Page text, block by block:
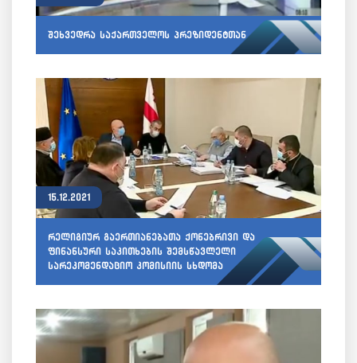
შეხვედრა საქართველოს პრეზიდენტთან
15.12.2021
რელიგიურ გაერთიანებათა ქონებრივი და
ფინანსური საკითხების შემსწავლელი
სარეკომენდაციო კომისიის სხდომა